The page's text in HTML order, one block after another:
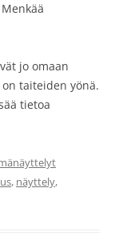
jo omaan
taiteiden yönä.
tietoa
, näyttely,